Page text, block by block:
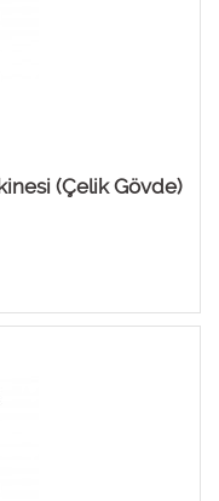
(Çelik Gövde)